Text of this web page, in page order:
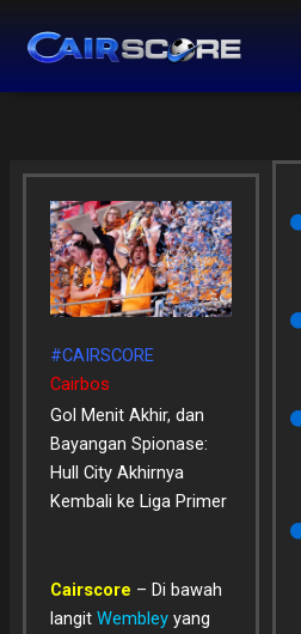
content
#CAIRSCORE
Cairbos
Gol Menit Akhir, dan
Bayangan Spionase:
Hull City Akhirnya
Kembali ke Liga Primer
Cairscore – Di bawah
langit Wembleyyang